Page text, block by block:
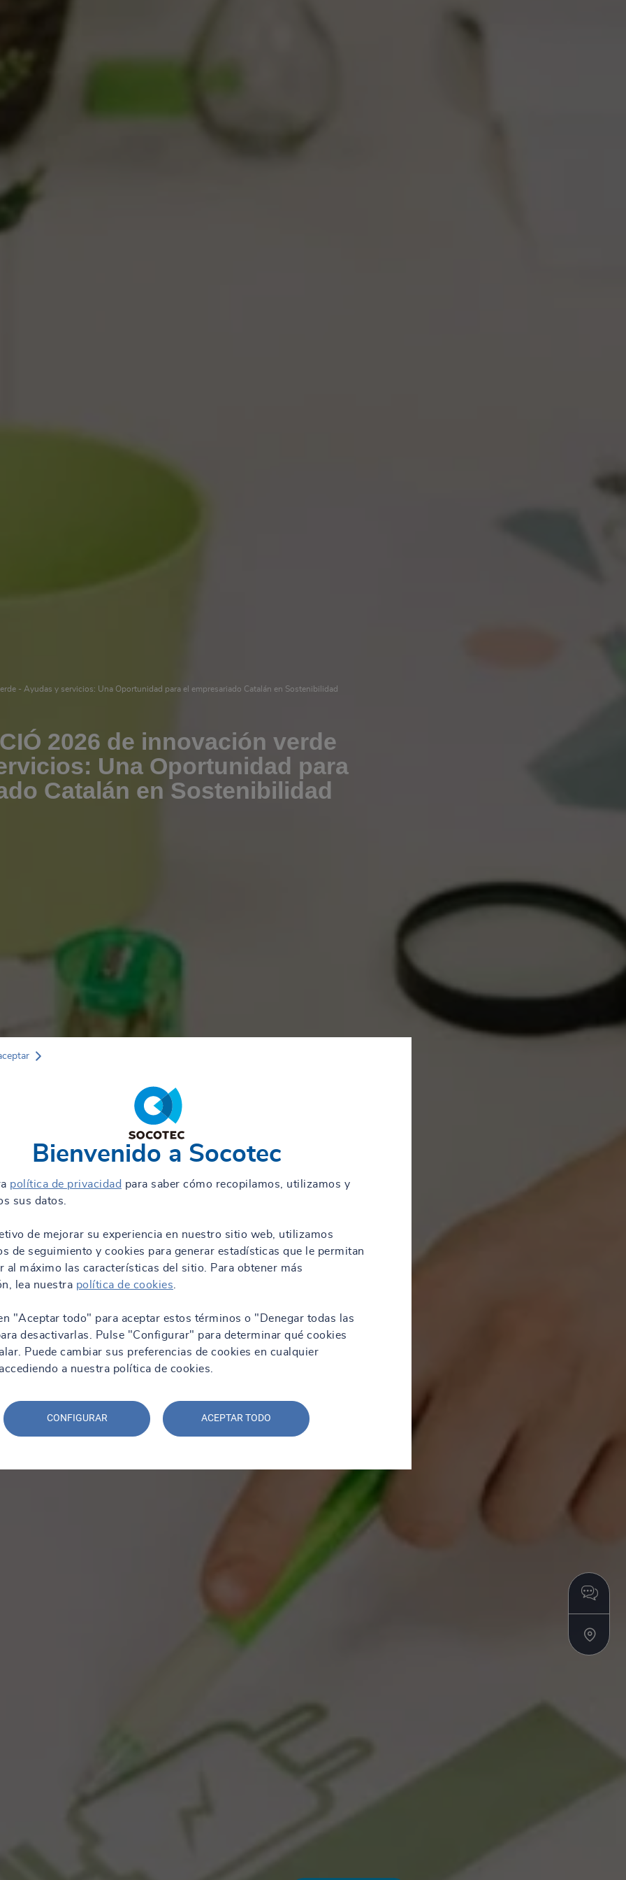
- Ayudas y servicios: Una Oportunidad para el empresariado Catalán en Sostenibilidad
2026 de innovación verde
Una Oportunidad para
Catalán en Sostenibilidad
Bienvenido a Socotec
política de privacidad para saber cómo recopilamos, utilizamos y
sus datos.
de mejorar su experiencia en nuestro sitio web, utilizamos
de seguimiento y cookies para generar estadísticas que le permitan
al máximo las características del sitio. Para obtener más
lea nuestra política de cookies
"Aceptar todo" para aceptar estos términos o "Denegar todas las
desactivarlas. Pulse "Configurar" para determinar qué cookies
Puede cambiar sus preferencias de cookies en cualquier
a nuestra política de cookies.
CONFIGURAR ACEPTAR TODO